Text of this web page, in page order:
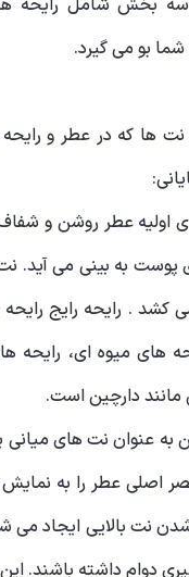
بخش شامل رایحه
بو می گیرد.
ها که در عطر و رایحه
اولیه عطر روشن و
می کشد . رایحه رایج
های میوه ای، رایحه
مانند دارچین است.
به عنوان نت های
اصلی عطر را به
دوام داشته باشند. این